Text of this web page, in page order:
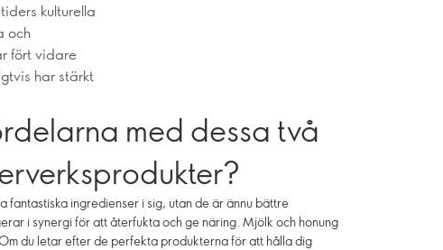
kulturella
och
fört vidare
har stärkt
med dessa två
fantastiska ingredienser i sig, utan de är ännu bättre
i synergi för att återfukta och ge näring. Mjölk och honung
du letar efter de perfekta produkterna för att hålla dig